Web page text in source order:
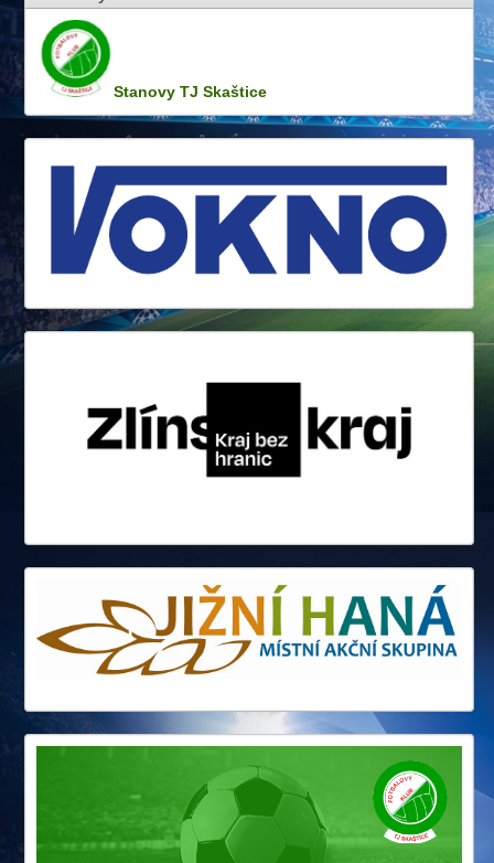
Stanovy TJ Skaštice